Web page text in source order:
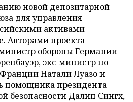
новой депозитарной
для управления
активами
Авторами проекта
обороны Германии
экс-министр по
Натали Луазо и
помощника президента
безопасности Далип Сингх,